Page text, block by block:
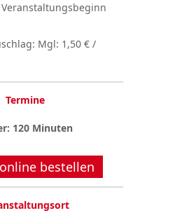
Mgl: 1,50 € /
Termine
120 Minuten
bestellen